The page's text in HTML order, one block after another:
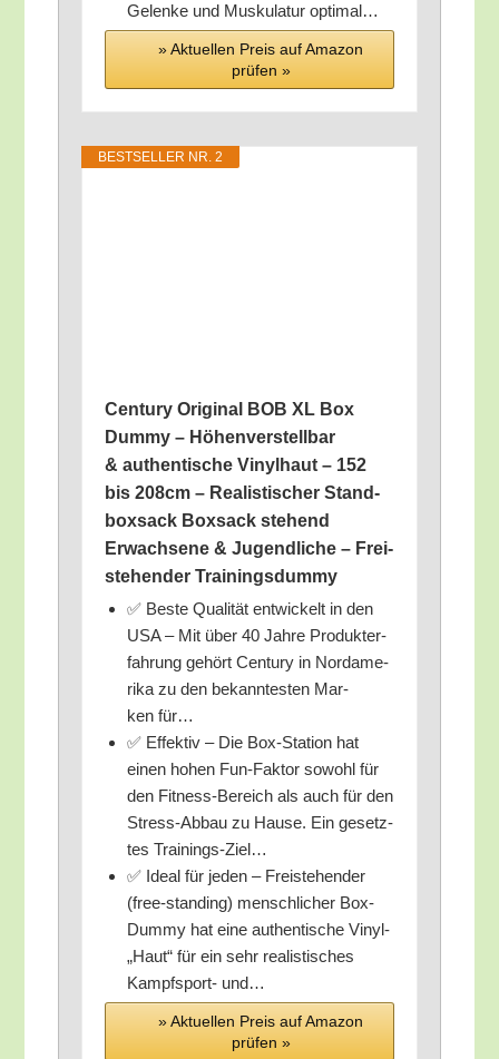
Gelen­ke und Mus­ku­la­tur optimal…
» Aktu­el­len Preis auf Ama­zon
prü­fen »
BEST­SEL­LER NR. 2
Cen­tu­ry Ori­gi­nal BOB XL Box
Dum­my – Höhen­ver­stell­bar
& authen­ti­sche Vinyl­haut – 152
bis 208cm – Rea­lis­ti­scher Stand­
box­sack Box­sack ste­hend
Erwach­se­ne & Jugend­li­che – Frei­
ste­hen­der Trainingsdummy
✅ Bes­te Qua­li­tät ent­wi­ckelt in den
USA – Mit über 40 Jah­re Pro­dukt­er­
fah­rung gehört Cen­tu­ry in Nord­ame­
ri­ka zu den bekann­tes­ten Mar­
ken für…
✅ Effek­tiv – Die Box-Sta­ti­on hat
einen hohen Fun-Fak­tor sowohl für
den Fit­ness-Bereich als auch für den
Stress-Abbau zu Hau­se. Ein gesetz­
tes Trainings-Ziel…
✅ Ide­al für jeden – Frei­ste­hen­der
(free-stan­ding) mensch­li­cher Box-
Dum­my hat eine authen­ti­sche Vinyl-
„Haut“ für ein sehr rea­lis­ti­sches
Kampf­sport- und…
» Aktu­el­len Preis auf Ama­zon
prü­fen »